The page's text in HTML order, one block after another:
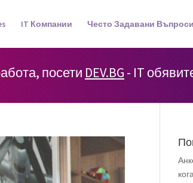
IT Компании Често Задавани Въпроси
посети DEV.BG - IT